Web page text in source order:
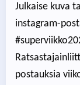
Julkaise kuva
instagram-
postauksia